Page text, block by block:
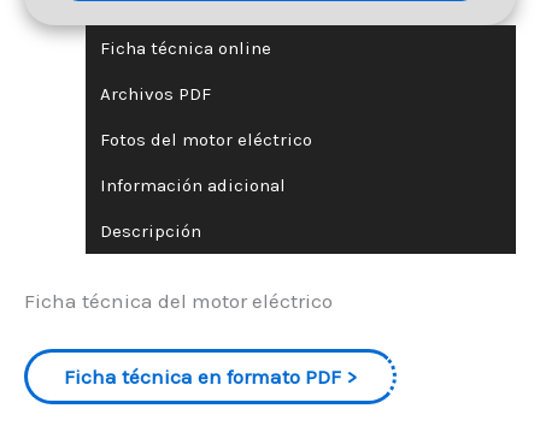
Ficha técnica online
Archivos PDF
Fotos del motor eléctrico
Información adicional
Descripción
Ficha técnica del motor eléctrico
Ficha técnica en formato PDF